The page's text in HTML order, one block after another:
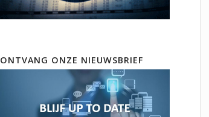
ONTVANG ONZE NIEUWSBRIEF